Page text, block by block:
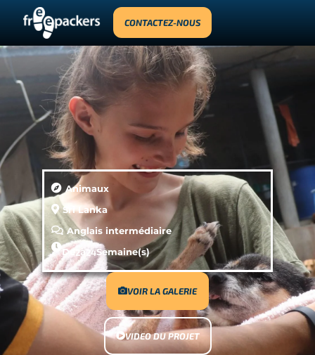
CONTACTEZ-NOUS
Animaux
Sri Lanka
Anglais intermédiaire
De 2à 24Semaine(s)
VOIR LA GALERIE
VIDEO DU PROJET